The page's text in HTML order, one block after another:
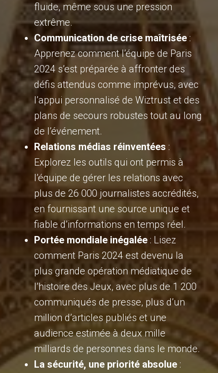
fluide, même sous une pression
extrême.
Communication de crise maîtrisée :
Apprenez comment l’équipe de Paris
2024 s’est préparée à affronter des
défis attendus comme imprévus, avec
l’appui personnalisé de Wiztrust et des
plans de secours robustes tout au long
de l’événement.
Relations médias réinventées :
Explorez les outils qui ont permis à
l’équipe de gérer les relations avec
plus de 26 000 journalistes accrédités,
en fournissant une source unique et
fiable d’informations en temps réel.
Portée mondiale inégalée : Lisez
comment Paris 2024 est devenu la
plus grande opération médiatique de
l’histoire des Jeux, avec plus de 1 200
communiqués de presse, plus d’un
million d’articles publiés et une
audience estimée à deux mille
milliards de personnes dans le monde.
La sécurité, une priorité absolue :